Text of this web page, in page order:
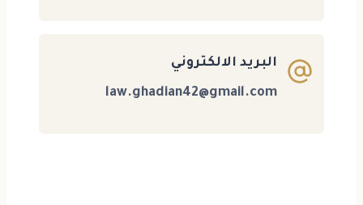
البريد الالكتروني
law.ghadian42@gmail.com